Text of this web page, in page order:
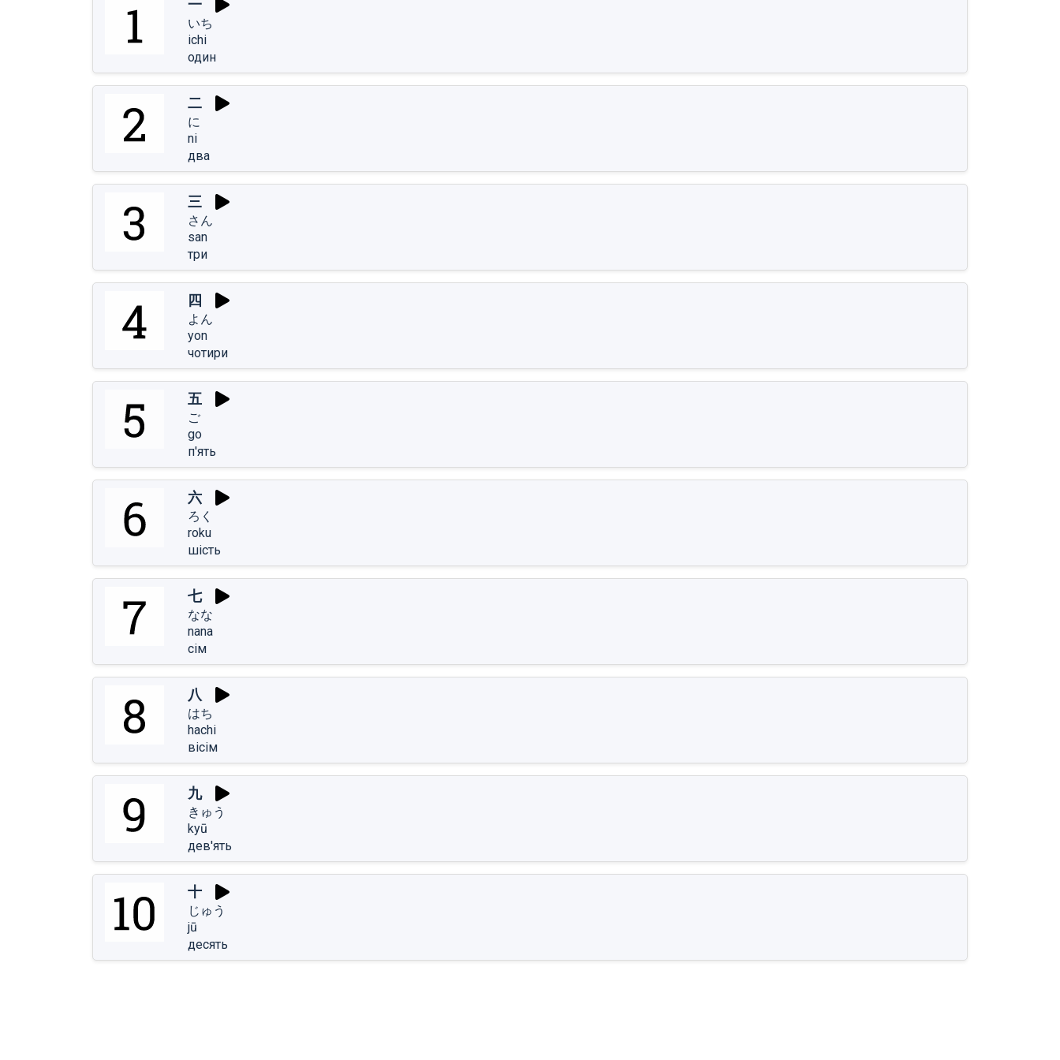
一
いち
ichi
один
二
に
ni
два
三
さん
san
три
四
よん
yon
чотири
五
ご
go
п'ять
六
ろく
roku
шість
七
なな
nana
сім
八
はち
hachi
вісім
九
きゅう
kyū
дев'ять
十
じゅう
jū
десять